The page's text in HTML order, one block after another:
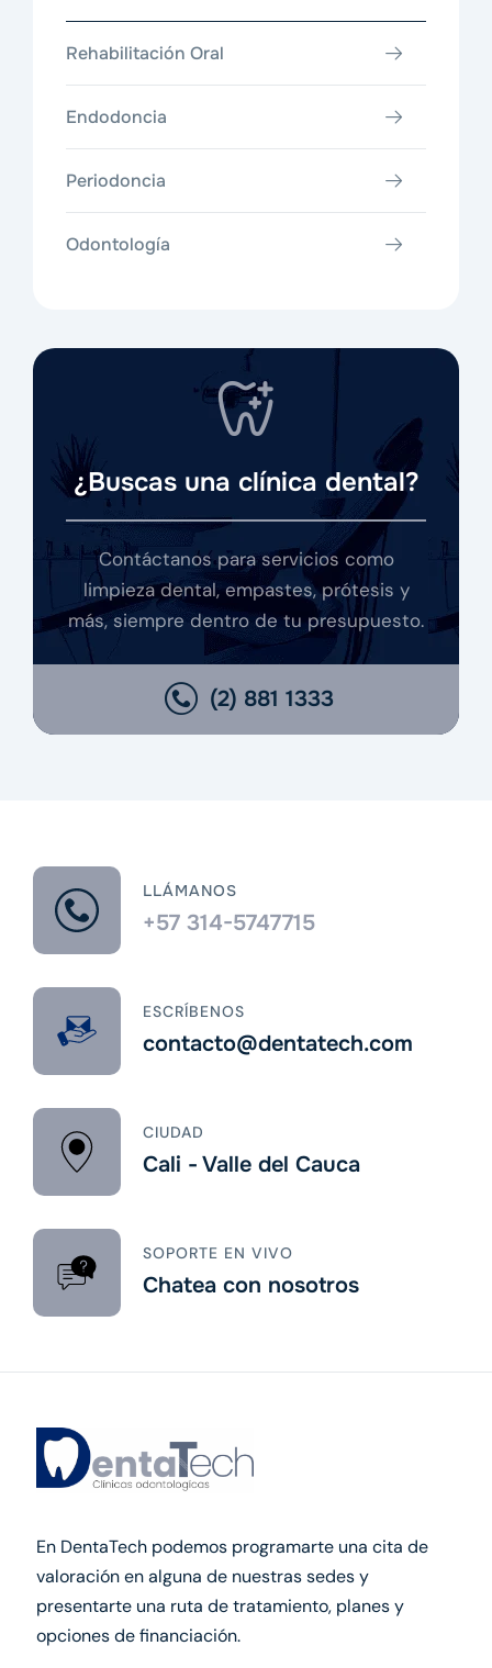
Rehabilitación Oral
Endodoncia
Periodoncia
Odontología
¿Buscas una clínica dental?
Contáctanos para servicios como
limpieza dental, empastes, prótesis y
más, siempre dentro de tu presupuesto.
(2) 881 1333
LLÁMANOS
+57 314-5747715
ESCRÍBENOS
contacto@dentatech.com
CIUDAD
Cali - Valle del Cauca
SOPORTE EN VIVO
Chatea con nosotros
En DentaTech podemos programarte una cita de
valoración en alguna de nuestras sedes y
presentarte una ruta de tratamiento, planes y
opciones de financiación.